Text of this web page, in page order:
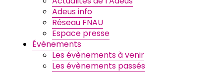
Adeus info
Réseau FNAU
Espace presse
Évènements
Les évènements à venir
Les évènements passés